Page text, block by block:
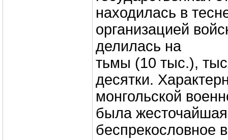
находилась в
организацией
делилась на
тьмы (10 тыс.),
десятки.
монгольской
была
беспрекословное